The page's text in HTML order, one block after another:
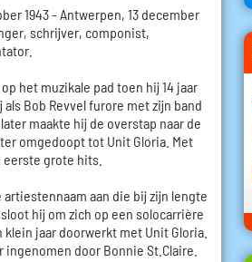
1943 - Antwerpen, 13 december
schrijver, componist,
het muzikale pad toen hij 14 jaar
als Bob Revvel furore met zijn band
maakte hij de overstap naar de
omgedoopt tot Unit Gloria. Met
grote hits.
aan die bij zijn lengte
hij om zich op een solocarrière
jaar doorwerkt met Unit Gloria.
door Bonnie St.Claire.